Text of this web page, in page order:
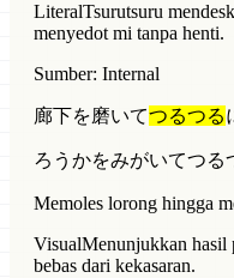
LiteralTsurutsuru
menyedot mi tanpa henti.
Sumber: Internal
廊下を磨いてつるつる
ろうかをみがいてつる
Memoles lorong hingga
VisualMenunjukkan hasil
bebas dari kekasaran.